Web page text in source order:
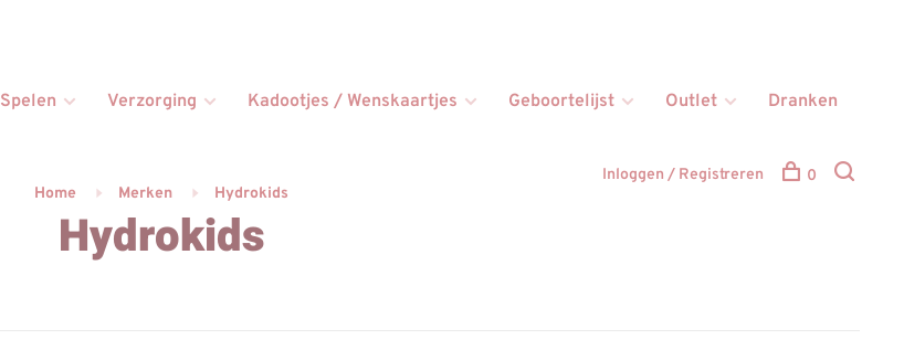
Spelen Verzorging Kadootjes / Wenskaartjes Geboortelijst Outlet
Dranken
Inloggen / Registreren
0
Home
Merken Hydrokids
Hydrokids